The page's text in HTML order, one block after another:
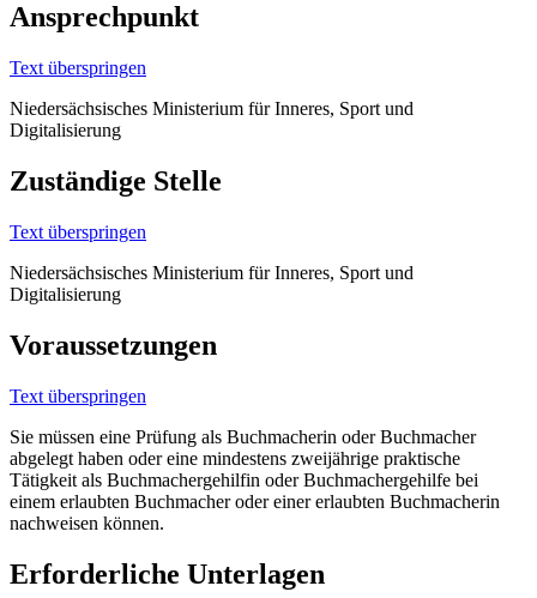
Ansprechpunkt
Text überspringen
Niedersächsisches Ministerium für Inneres, Sport und
Digitalisierung
Zuständige Stelle
Text überspringen
Niedersächsisches Ministerium für Inneres, Sport und
Digitalisierung
Voraussetzungen
Text überspringen
Sie müssen eine Prüfung als Buchmacherin oder Buchmacher
abgelegt haben oder eine mindestens zweijährige praktische
Tätigkeit als Buchmachergehilfin oder Buchmachergehilfe bei
einem erlaubten Buchmacher oder einer erlaubten Buchmacherin
nachweisen können.
Erforderliche Unterlagen